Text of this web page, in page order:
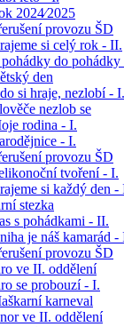
2024⁄2025
provozu ŠD
si celý rok - II.
do pohádky
den
si hraje, nezlobí - I.
nezlob se
rodina - I.
- I.
provozu ŠD
tvoření - I.
si každý den -
stezka
s pohádkami - II.
je náš kamarád -
provozu ŠD
ve II. oddělení
se probouzí - I.
karneval
ve II. oddělení